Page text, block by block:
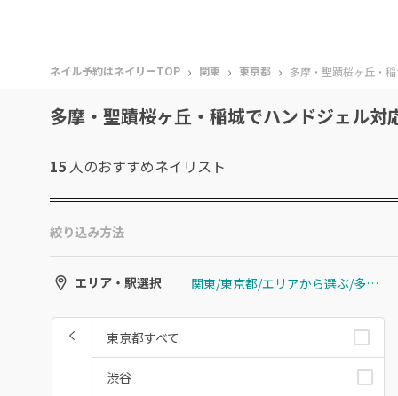
ネイル予約はネイリーTOP › 関東 › 東京都 › 多摩・聖蹟桜ヶ丘・
多摩・聖蹟桜ヶ丘・稲城でハンドジェル対
15 人のおすすめネイリスト
絞り込み方法
エリア・駅選択 関東/東京都/エリアから選ぶ/多摩・聖蹟桜ヶ丘・稲城
東京都すべて
渋谷